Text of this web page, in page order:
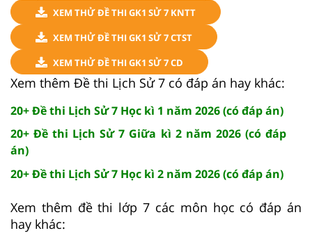
XEM THỬ ĐỀ THI GK1 SỬ 7 KNTT
XEM THỬ ĐỀ THI GK1 SỬ 7 CTST
XEM THỬ ĐỀ THI GK1 SỬ 7 CD
Xem thêm Đề thi Lịch Sử 7 có đáp án hay khác:
20+ Đề thi Lịch Sử 7 Học kì 1 năm 2026 (có đáp án)
20+ Đề thi Lịch Sử 7 Giữa kì 2 năm 2026 (có đáp
án)
20+ Đề thi Lịch Sử 7 Học kì 2 năm 2026 (có đáp án)
Xem thêm đề thi lớp 7 các môn học có đáp án
hay khác: